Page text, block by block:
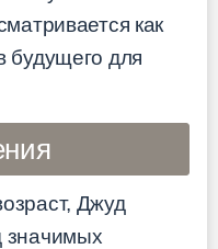
как
будущего для
Джуд
значимых